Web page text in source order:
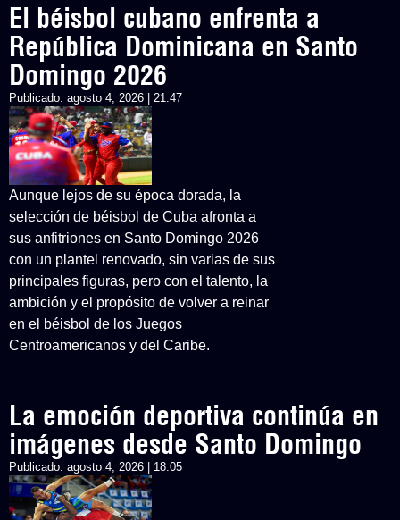
El béisbol cubano enfrenta a
República Dominicana en Santo
Domingo 2026
Publicado: agosto 4, 2026 | 21:47
Aunque lejos de su época dorada, la
selección de béisbol de Cuba afronta a
sus anfitriones en Santo Domingo 2026
con un plantel renovado, sin varias de sus
principales figuras, pero con el talento, la
ambición y el propósito de volver a reinar
en el béisbol de los Juegos
Centroamericanos y del Caribe.
La emoción deportiva continúa en
imágenes desde Santo Domingo
Publicado: agosto 4, 2026 | 18:05